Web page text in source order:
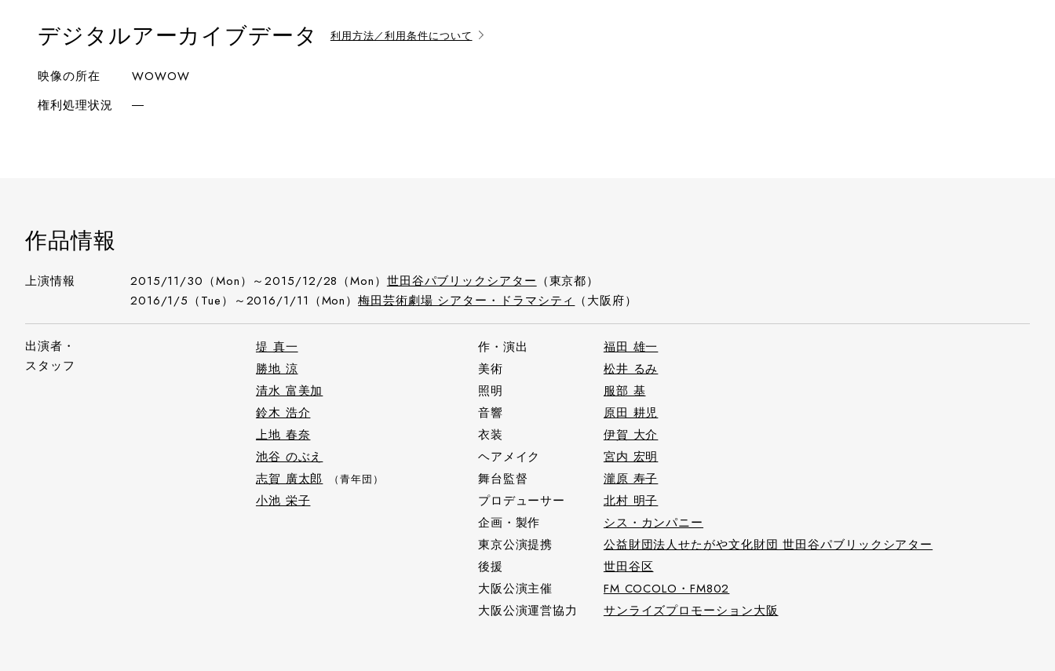
デジタルアーカイブデータ 利用方法／利用条件について
映像の所在
WOWOW
権利処理状況
―
作品情報
上演情報 2015/11/30（Mon）～2015/12/28（Mon） 世田谷パブリックシアター （東京都）
2016/1/5（Tue）～2016/1/11（Mon）梅田芸術劇場 シアター・ドラマシティ （大阪府）
出演者・
スタッフ
堤 真一
勝地 涼
清水 富美加
鈴木 浩介
上地 春奈
池谷 のぶえ
志賀 廣太郎
（青年団）
小池 栄子
作・演出
福田 雄一
美術
松井 るみ
照明
服部 基
音響
原田 耕児
衣装
伊賀 大介
ヘアメイク
宮内 宏明
舞台監督
瀧原 寿子
プロデューサー
北村 明子
企画・製作
シス・カンパニー
東京公演提携
公益財団法人せたがや文化財団 世田谷パブリックシアター
後援
世田谷区
大阪公演主催
FM COCOLO・FM802
大阪公演運営協力
サンライズプロモーション大阪